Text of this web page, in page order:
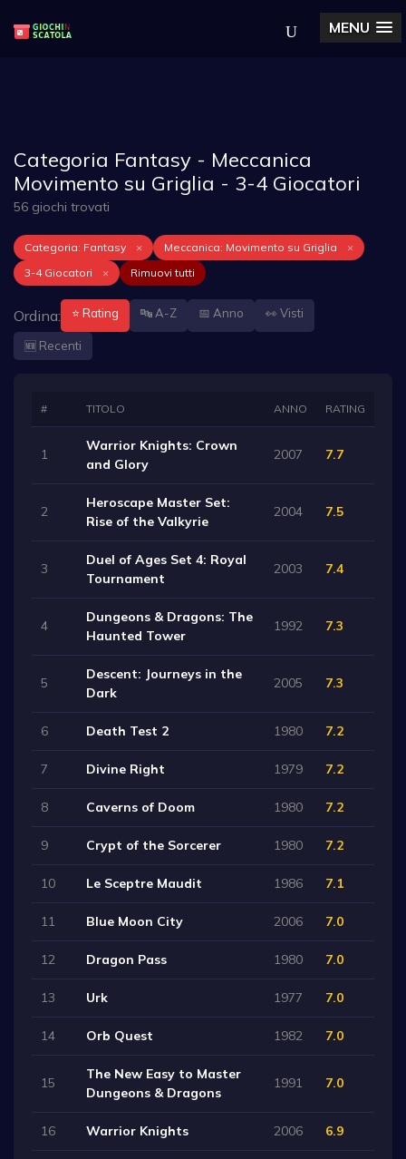
MENU
Categoria Fantasy - Meccanica
Movimento su Griglia - 3-4 Giocatori
56 giochi trovati
Categoria: Fantasy × Meccanica: Movimento su Griglia
×
3-4 Giocatori
× Rimuovi tutti
Ordina: ⭐ Rating 🔤 A-Z 📅 Anno 👀 Visti
🆕 Recenti
# TITOLO ANNO RATING
1
Warrior Knights: Crown
and Glory
2007 7.7
2
Heroscape Master Set:
Rise of the Valkyrie
2004 7.5
3
Duel of Ages Set 4: Royal
Tournament
2003 7.4
4
Dungeons & Dragons: The
Haunted Tower
1992 7.3
5
Descent: Journeys in the
Dark
2005 7.3
6 Death Test 2 1980 7.2
7 Divine Right 1979 7.2
8 Caverns of Doom 1980 7.2
9 Crypt of the Sorcerer 1980 7.2
10 Le Sceptre Maudit 1986 7.1
11 Blue Moon City 2006 7.0
12 Dragon Pass 1980 7.0
13 Urk 1977 7.0
14 Orb Quest 1982 7.0
15
The New Easy to Master
Dungeons & Dragons
1991 7.0
16 Warrior Knights 2006 6.9